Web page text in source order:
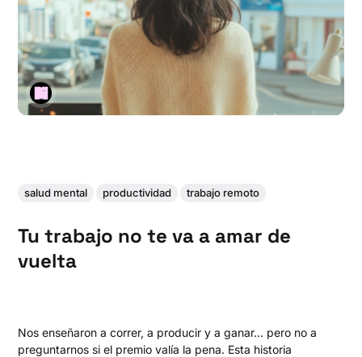
salud mental productividad trabajo remoto
Tu trabajo no te va a amar de
vuelta
Nos enseñaron a correr, a producir y a ganar… pero no a
preguntarnos si el premio valía la pena. Esta historia